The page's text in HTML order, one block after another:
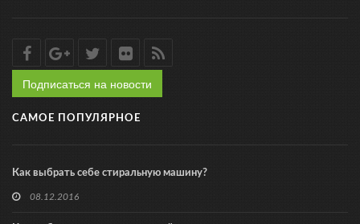
Подписаться на новости
САМОЕ ПОПУЛЯРНОЕ
Как выбрать себе стиральную машину?
08.12.2016